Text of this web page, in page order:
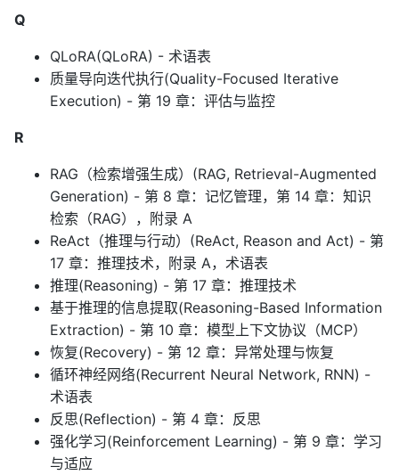
Q
QLoRA(QLoRA) - 术语表
质量导向迭代执行(Quality-Focused Iterative
Execution) - 第 19 章：评估与监控
R
RAG（检索增强生成）(RAG, Retrieval-Augmented
Generation) - 第 8 章：记忆管理，第 14 章：知识
检索（RAG），附录 A
ReAct（推理与行动）(ReAct, Reason and Act) - 第
17 章：推理技术，附录 A，术语表
推理(Reasoning) - 第 17 章：推理技术
基于推理的信息提取(Reasoning-Based Information
Extraction) - 第 10 章：模型上下文协议（MCP）
恢复(Recovery) - 第 12 章：异常处理与恢复
循环神经网络(Recurrent Neural Network, RNN) -
术语表
反思(Reflection) - 第 4 章：反思
强化学习(Reinforcement Learning) - 第 9 章：学习
与适应